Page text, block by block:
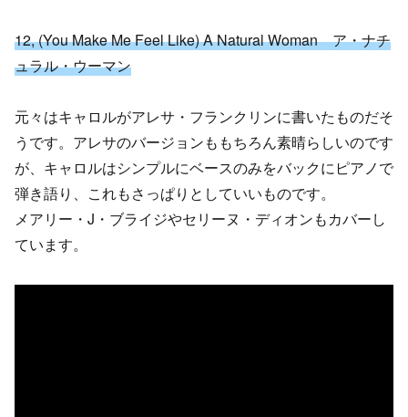
12, (You Make Me Feel Like) A Natural Woman ア・ナチ
ュラル・ウーマン
元々はキャロルがアレサ・フランクリンに書いたものだそ
うです。アレサのバージョンももちろん素晴らしいのです
が、キャロルはシンプルにベースのみをバックにピアノで
弾き語り、これもさっぱりとしていいものです。
メアリー・J・ブライジやセリーヌ・ディオンもカバーし
ています。